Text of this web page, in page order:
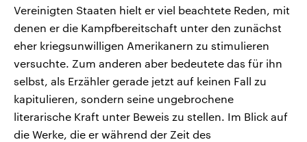
Vereinigten Staaten hielt er viel beachtete Reden, mit
denen er die Kampfbereitschaft unter den zunächst
eher kriegsunwilligen Amerikanern zu stimulieren
versuchte. Zum anderen aber bedeutete das für ihn
selbst, als Erzähler gerade jetzt auf keinen Fall zu
kapitulieren, sondern seine ungebrochene
literarische Kraft unter Beweis zu stellen. Im Blick auf
die Werke, die er während der Zeit des